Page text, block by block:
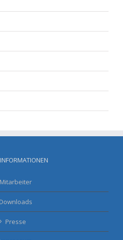
Presse